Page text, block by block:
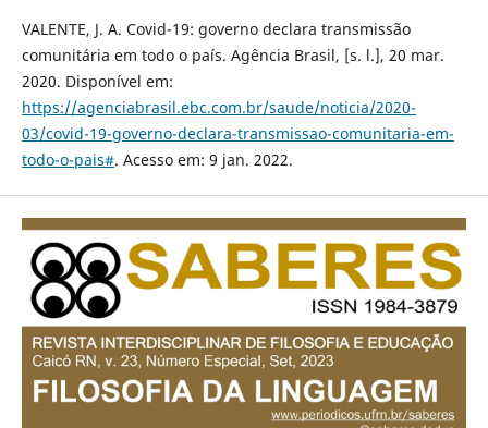
VALENTE, J. A. Covid-19: governo declara transmissão
comunitária em todo o país. Agência Brasil, [s. l.], 20 mar.
2020. Disponível em:
https://agenciabrasil.ebc.com.br/saude/noticia/2020-
03/covid-19-governo-declara-transmissao-comunitaria-em-
todo-o-pais#. Acesso em: 9 jan. 2022.